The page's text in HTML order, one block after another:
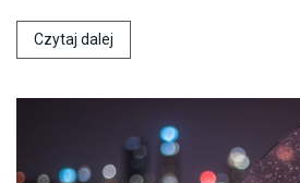
Czytaj dalej